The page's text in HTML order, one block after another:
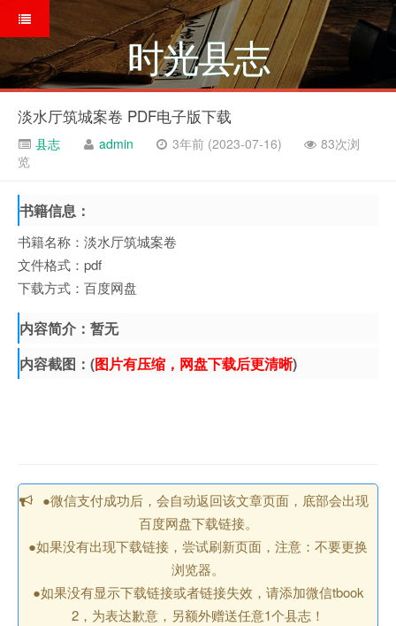
时光县志
淡水厅筑城案卷 PDF电子版下载
县志 admin 3年前 (2023-07-16)
83次浏
览
书籍信息：
书籍名称：淡水厅筑城案卷
文件格式：pdf
下载方式：百度网盘
内容简介：暂无
内容截图：(图片有压缩，网盘下载后更清晰)
●微信支付成功后，会自动返回该文章页面，底部会出现
百度网盘下载链接。
●如果没有出现下载链接，尝试刷新页面，注意：不要更换
浏览器。
●如果没有显示下载链接或者链接失效，请添加微信tbook
2，为表达歉意，另额外赠送任意1个县志！